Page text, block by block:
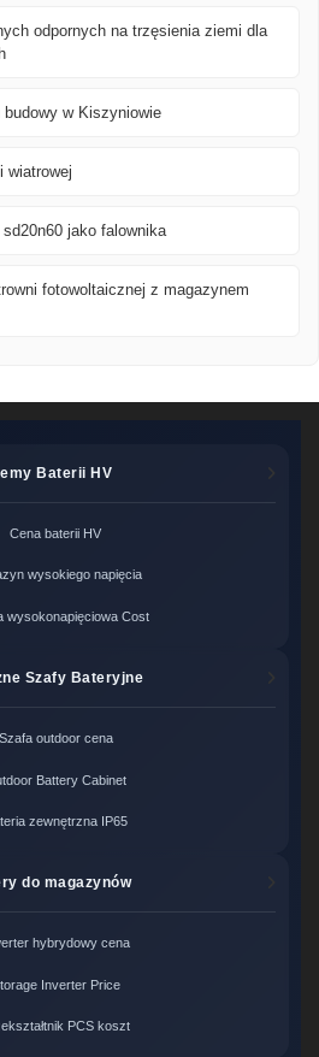
odpornych na trzęsienia ziemi dla
budowy w Kiszyniowie
wiatrowej
jako falownika
fotowoltaicznej z magazynem
Baterii HV
Cena baterii HV
wysokiego napięcia
wysokonapięciowa Cost
Szafy Bateryjne
Szafa outdoor cena
Battery Cabinet
zewnętrzna IP65
do magazynów
hybrydowy cena
Inverter Price
PCS koszt